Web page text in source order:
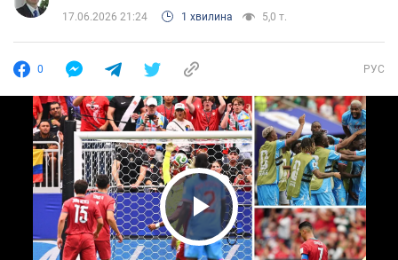
17.06.2026 21:24 1 хвилина 5,0 т.
0 РУС
Play Video